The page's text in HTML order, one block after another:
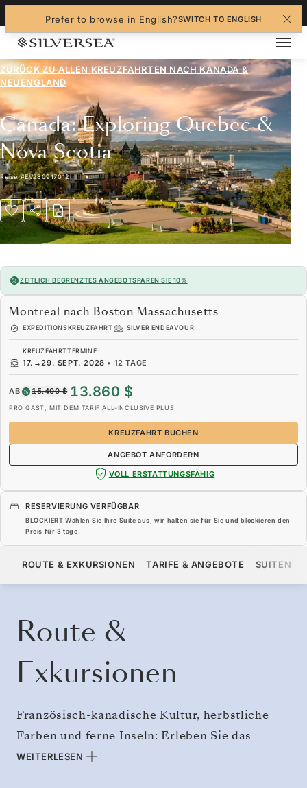
Prefer to browse in English?SWITCH TO ENGLISH
ZURÜCK ZU ALLEN KREUZFAHRTEN NACH KANADA &
NEUENGLAND
Canada: Exploring Quebec &
Nova Scotia
Reise#EV280917012
ZEITLICH BEGRENZTES ANGEBOTSPAREN SIE 10%
Montreal nach Boston Massachusetts
EXPEDITIONSKREUZFAHRT SILVER ENDEAVOUR
KREUZFAHRTTERMINE
17. →29. SEPT. 2028 • 12 TAGE
AB 15.400 $ 13.860 $
PRO GAST, MIT DEM TARIF ALL-INCLUSIVE PLUS
KREUZFAHRT BUCHEN
ANGEBOT ANFORDERN
VOLL ERSTATTUNGSFÄHIG
RESERVIERUNG VERFÜGBAR
BLOCKIERT Wählen Sie Ihre Suite aus, wir halten sie für Sie und blockieren den
Preis für 3 tage.
13.860 $
ROUTE & EXKURSIONEN TARIFE & ANGEBOTE SUITEN
Route &
Exkursionen
Französisch-kanadische Kultur, herbstliche
Farben und ferne Inseln: Erleben Sie das
maritime Kanada und Neuengland. Folgen Sie
WEITERLESEN